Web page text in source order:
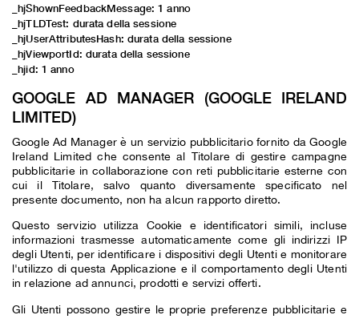
_hjShownFeedbackMessage: 1 anno
_hjTLDTest: durata della sessione
_hjUserAttributesHash: durata della sessione
_hjViewportId: durata della sessione
_hjid: 1 anno
GOOGLE AD MANAGER (GOOGLE IRELAND
LIMITED)
Google Ad Manager è un servizio pubblicitario fornito da Google
Ireland Limited che consente al Titolare di gestire campagne
pubblicitarie in collaborazione con reti pubblicitarie esterne con
cui il Titolare, salvo quanto diversamente specificato nel
presente documento, non ha alcun rapporto diretto.
Questo servizio utilizza Cookie e identificatori simili, incluse
informazioni trasmesse automaticamente come gli indirizzi IP
degli Utenti, per identificare i dispositivi degli Utenti e monitorare
l'utilizzo di questa Applicazione e il comportamento degli Utenti
in relazione ad annunci, prodotti e servizi offerti.
Gli Utenti possono gestire le proprie preferenze pubblicitarie e